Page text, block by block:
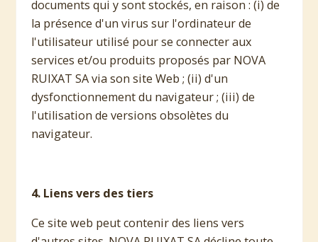
documents qui y sont stockés, en raison : (i) de
la présence d'un virus sur l'ordinateur de
l'utilisateur utilisé pour se connecter aux
services et/ou produits proposés par NOVA
RUIXAT SA via son site Web ; (ii) d'un
dysfonctionnement du navigateur ; (iii) de
l'utilisation de versions obsolètes du
navigateur.
4. Liens vers des tiers
Ce site web peut contenir des liens vers